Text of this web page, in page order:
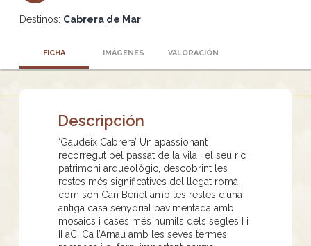
Destinos: Cabrera de Mar
FICHA IMÁGENES VALORACIÓN
Descripción
‘Gaudeix Cabrera’ Un apassionant
recorregut pel passat de la vila i el seu ric
patrimoni arqueològic, descobrint les
restes més significatives del llegat romà,
com són Can Benet amb les restes d’una
antiga casa senyorial pavimentada amb
mosaics i cases més humils dels segles I i
II aC, Ca l’Arnau amb les seves termes